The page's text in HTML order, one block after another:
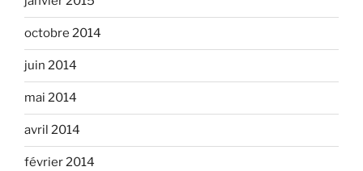
octobre 2014
juin 2014
mai 2014
avril 2014
février 2014